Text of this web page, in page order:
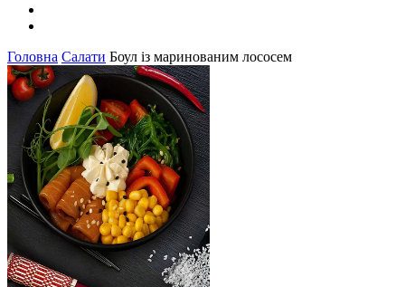
Головна Салати Боул із маринованим лососем